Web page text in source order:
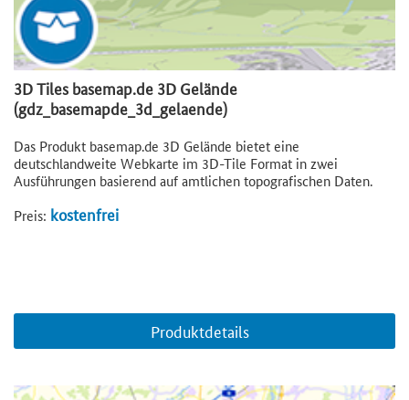
3D Tiles basemap.de 3D Gelände
(gdz_basemapde_3d_gelaende)
Das Produkt basemap.de 3D Gelände bietet eine
deutschlandweite Webkarte im 3D-Tile Format in zwei
Ausführungen basierend auf amtlichen topografischen Daten.
Preis: kostenfrei
Produktdetails